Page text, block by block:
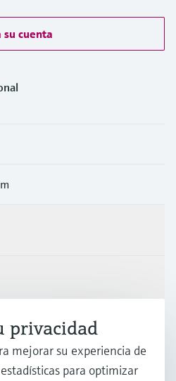
su cuenta
privacidad
mejorar su experiencia de
para optimizar